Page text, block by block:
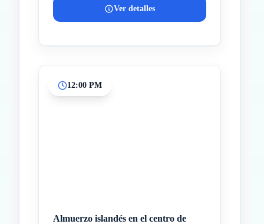
Ver detalles
12:00 PM
Almuerzo islandés en el centro de